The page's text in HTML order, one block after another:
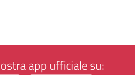
app ufficiale su: